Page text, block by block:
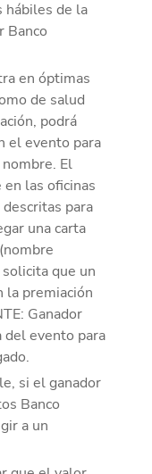
hábiles de la
Banco
en óptimas
de salud
podrá
el evento para
El
las oficinas
para
una carta
que un
la premiación
Ganador
evento para
si el ganador
Banco
a un